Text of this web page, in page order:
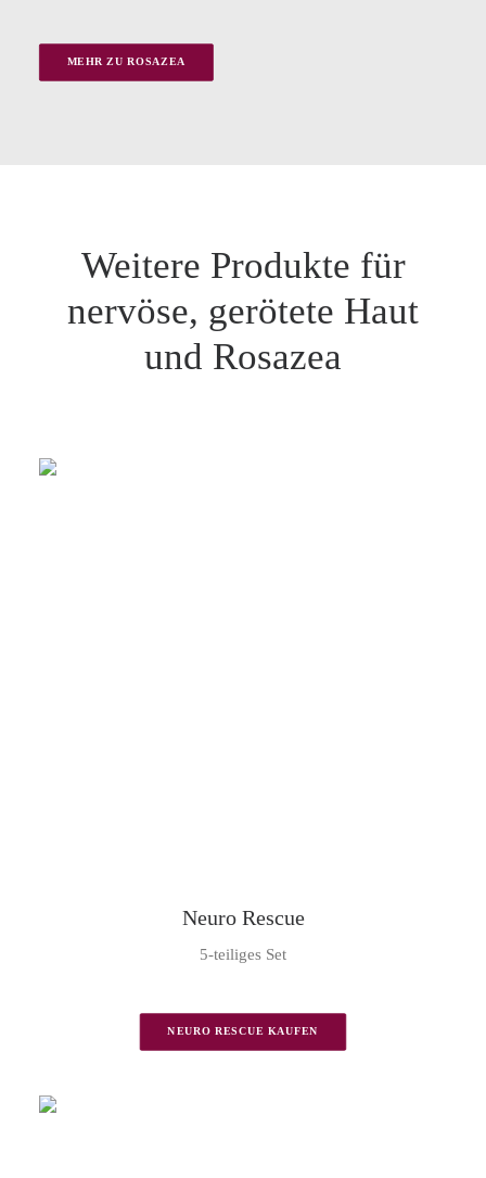
MEHR ZU ROSAZEA
Weitere Produkte für
nervöse, gerötete Haut
und Rosazea
Neuro Rescue
5-teiliges Set
NEURO RESCUE KAUFEN